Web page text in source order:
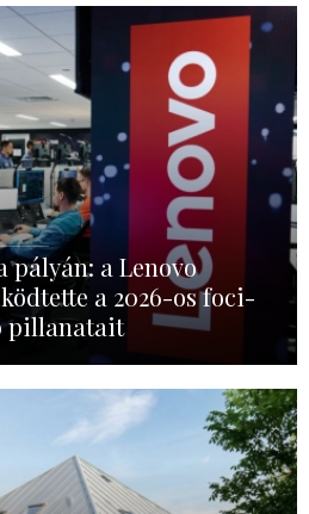
pályán: a Lenovo
a 2026-os foci-
pillanatait